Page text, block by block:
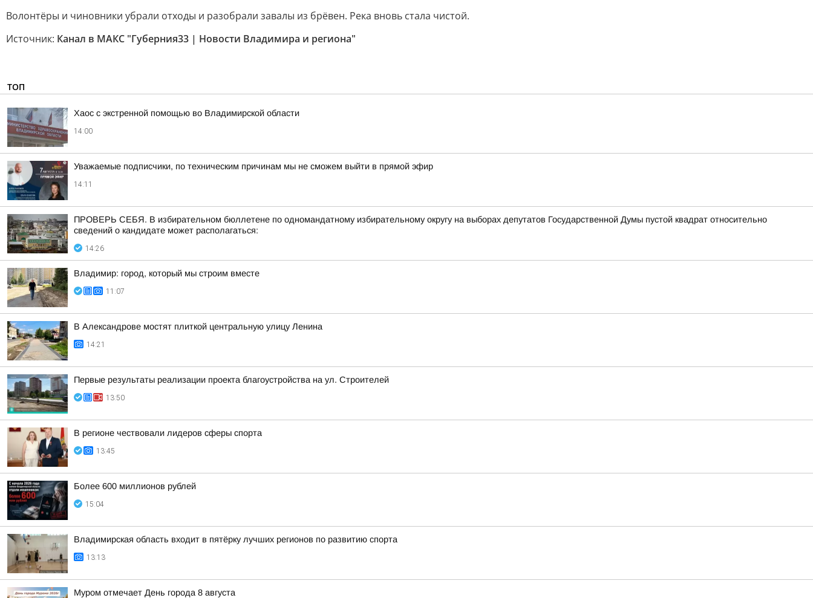
Волонтёры и чиновники убрали отходы и разобрали завалы из брёвен. Река вновь стала чистой.
Источник: Канал в МАКС "Губерния33 | Новости Владимира и региона"
ТОП
Хаос с экстренной помощью во Владимирской области
14:00
Уважаемые подписчики, по техническим причинам мы не сможем выйти в прямой эфир
14:11
ПРОВЕРЬ СЕБЯ. В избирательном бюллетене по одномандатному избирательному округу на выборах депутатов Государственной Думы пустой квадрат относительно
сведений о кандидате может располагаться:
14:26
Владимир: город, который мы строим вместе
11:07
В Александрове мостят плиткой центральную улицу Ленина
14:21
Первые результаты реализации проекта благоустройства на ул. Строителей
13:50
В регионе чествовали лидеров сферы спорта
13:45
Более 600 миллионов рублей
15:04
Владимирская область входит в пятёрку лучших регионов по развитию спорта
13:13
Муром отмечает День города 8 августа